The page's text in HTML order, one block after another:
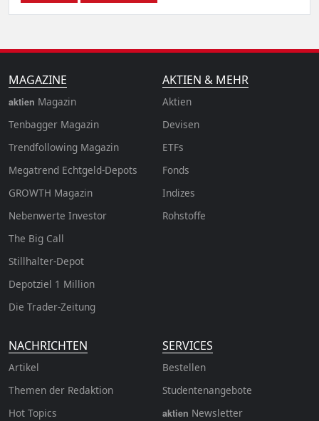
MAGAZINE
aktien Magazin
Tenbagger Magazin
Trendfollowing Magazin
Megatrend Echtgeld-Depots
GROWTH Magazin
Nebenwerte Investor
The Big Call
Stillhalter-Depot
Depotziel 1 Million
Die Trader-Zeitung
AKTIEN & MEHR
Aktien
Devisen
ETFs
Fonds
Indizes
Rohstoffe
NACHRICHTEN
Artikel
Themen der Redaktion
Hot Topics
SERVICES
Bestellen
Studentenangebote
aktien Newsletter